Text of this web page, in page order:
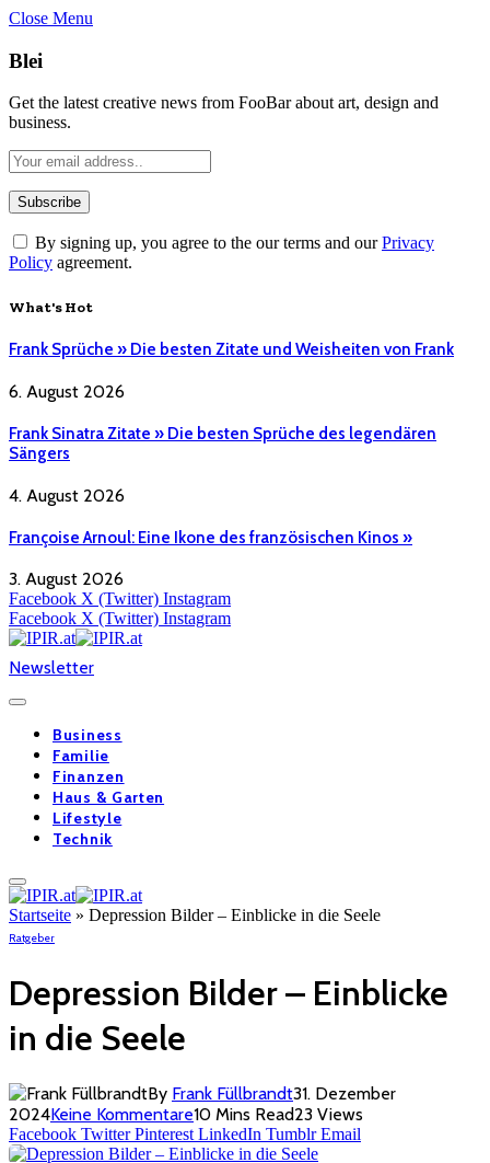
Close Menu
Blei
Get the latest creative news from FooBar about art, design and
business.
By signing up, you agree to the our terms and ourPrivacy
Policy agreement.
What's Hot
Frank Sprüche » Die besten Zitate und Weisheiten von Frank
6. August 2026
Frank Sinatra Zitate » Die besten Sprüche des legendären
Sängers
4. August 2026
Françoise Arnoul: Eine Ikone des französischen Kinos »
3. August 2026
Facebook X (Twitter) Instagram
Facebook X (Twitter) Instagram
Newsletter
Business
Familie
Finanzen
Haus & Garten
Lifestyle
Technik
Startseite » Depression Bilder – Einblicke in die Seele
Ratgeber
Depression Bilder – Einblicke
in die Seele
By Frank Füllbrandt31. Dezember
2024Keine Kommentare10 Mins Read23 Views
Facebook Twitter Pinterest LinkedIn Tumblr Email